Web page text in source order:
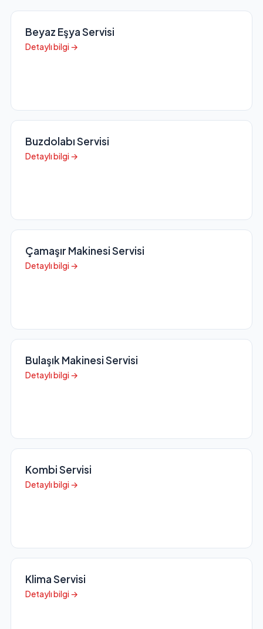
Beyaz Eşya Servisi
Detaylı bilgi →
Buzdolabı Servisi
Detaylı bilgi →
Çamaşır Makinesi Servisi
Detaylı bilgi →
Bulaşık Makinesi Servisi
Detaylı bilgi →
Kombi Servisi
Detaylı bilgi →
Klima Servisi
Detaylı bilgi →